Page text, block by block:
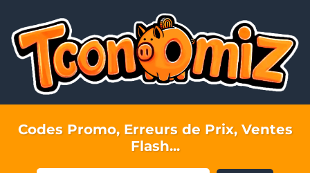
Codes Promo, Erreurs de Prix, Ventes
Flash...